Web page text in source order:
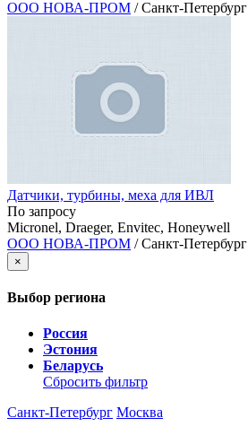
ООО НОВА-ПРОМ / Санкт-Петербург
Датчики, турбины, меха для ИВЛ
По запросу
Micronel, Draeger, Envitec, Honeywell
ООО НОВА-ПРОМ / Санкт-Петербург
×
Выбор региона
Россия
Эстония
Беларусь
Сбросить фильтр
Санкт-Петербург Москва